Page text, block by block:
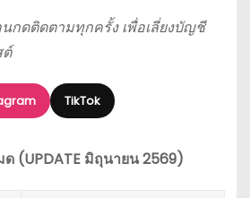
กดติดตามทุกครั้ง เพื่อเลี่ยงบัญชี
TikTok
(UPDATE มิถุนายน 2569)